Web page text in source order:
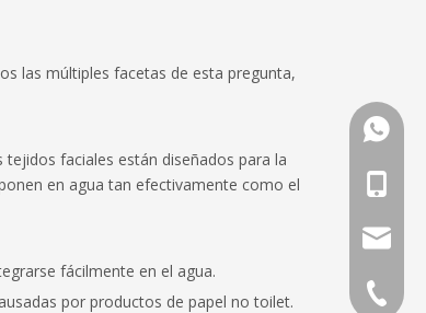
las múltiples facetas de esta pregunta,
faciales están diseñados para la
en agua tan efectivamente como el
fácilmente en el agua.
por productos de papel no toilet.